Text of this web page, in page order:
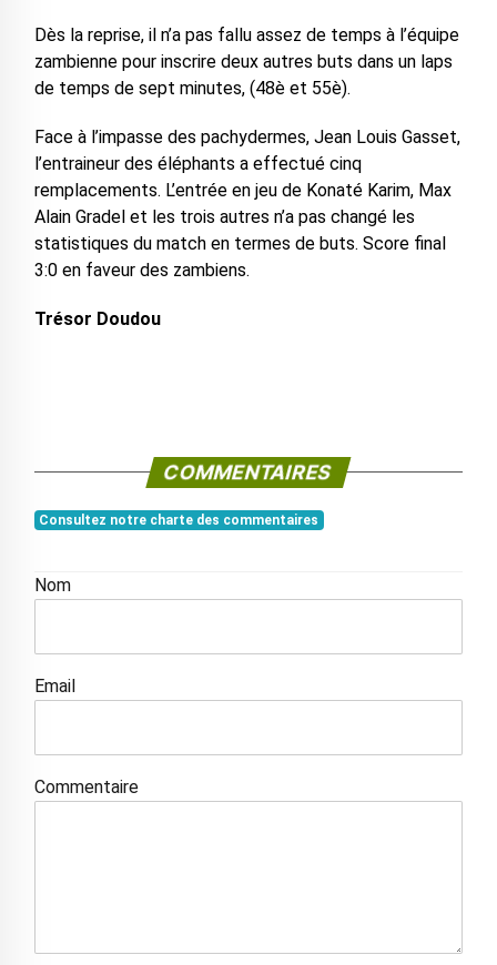
Dès la reprise, il n’a pas fallu assez de temps à l’équipe
zambienne pour inscrire deux autres buts dans un laps
de temps de sept minutes, (48è et 55è).
Face à l’impasse des pachydermes, Jean Louis Gasset,
l’entraineur des éléphants a effectué cinq
remplacements. L’entrée en jeu de Konaté Karim, Max
Alain Gradel et les trois autres n’a pas changé les
statistiques du match en termes de buts. Score final
3:0 en faveur des zambiens.
Trésor Doudou
COMMENTAIRES
Consultez notre charte des commentaires
Nom
Email
Commentaire